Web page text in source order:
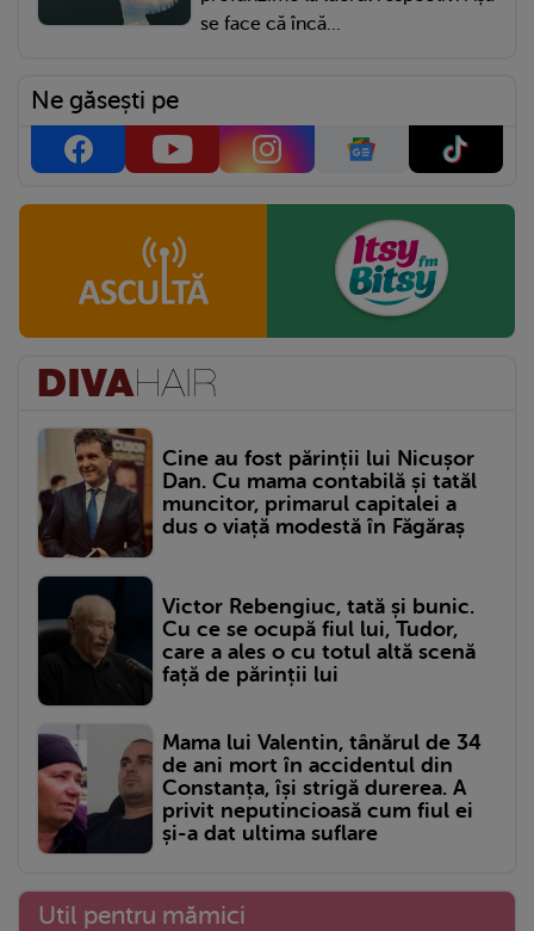
se face că încă...
Ne găsești pe
Cine au fost părinții lui Nicușor
Dan. Cu mama contabilă și tatăl
muncitor, primarul capitalei a
dus o viață modestă în Făgăraș
Victor Rebengiuc, tată și bunic.
Cu ce se ocupă fiul lui, Tudor,
care a ales o cu totul altă scenă
față de părinții lui
Mama lui Valentin, tânărul de 34
de ani mort în accidentul din
Constanța, își strigă durerea. A
privit neputincioasă cum fiul ei
și-a dat ultima suflare
Util pentru mămici